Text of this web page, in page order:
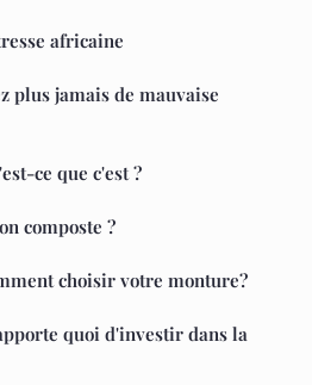
africaine
plus jamais de mauvaise
ce que c'est ?
composte ?
choisir votre monture?
quoi d'investir dans la